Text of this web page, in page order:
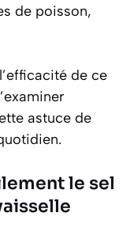
de poisson,
de ce
astuce de
le sel